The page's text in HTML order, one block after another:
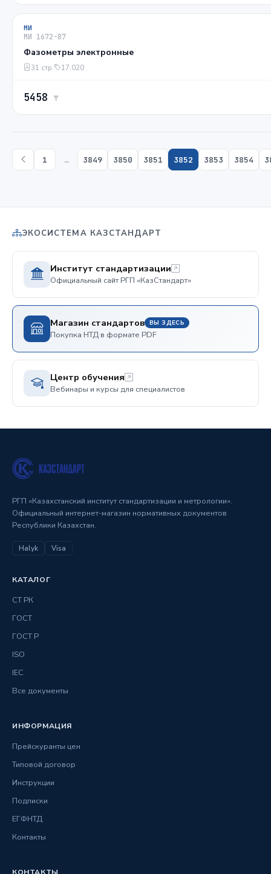
МИ
МИ 1672-87
Фазометры электронные
31 стр. 17.020
5458 ₸
1 … 3849 3850 3851 3852 3853 3854
ЭКОСИСТЕМА КАЗСТАНДАРТ
Институт стандартизации
Официальный сайт РГП «КазСтандарт»
Магазин стандартов ВЫ ЗДЕСЬ
Покупка НТД в формате PDF
Центр обучения
Вебинары и курсы для специалистов
РГП «Казахстанский институт стандартизации и метрологии».
Официальный интернет-магазин нормативных документов
Республики Казахстан.
Halyk Visa
КАТАЛОГ
СТ РК
ГОСТ
ГОСТ Р
ISO
IEC
Все документы
ИНФОРМАЦИЯ
Прейскуранты цен
Типовой договор
Инструкции
Подписки
ЕГФНТД
Контакты
КОНТАКТЫ